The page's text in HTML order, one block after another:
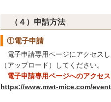
（４）申請方法
①電子申請
電子申請専用ページにアクセス
（アップロード）してください。
電子申請専用ページへのアクセ
https://www.mwt-mice.com/